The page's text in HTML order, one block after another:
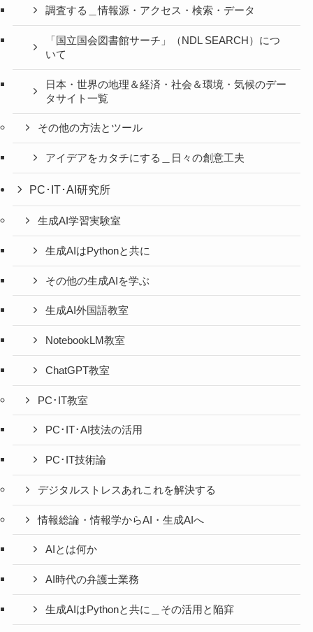
調査する＿情報源・アクセス・検索・データ
「国立国会図書館サーチ」（NDL SEARCH）につ
いて
日本・世界の地理＆経済・社会＆環境・気候のデー
タサイト一覧
その他の方法とツール
アイデアをカタチにする＿日々の創意工夫
PC･IT･AI研究所
生成AI学習実験室
生成AIはPythonと共に
その他の生成AIを学ぶ
生成AI外国語教室
NotebookLM教室
ChatGPT教室
PC･IT教室
PC･IT･AI技法の活用
PC･IT技術論
デジタルストレスあれこれを解決する
情報総論・情報学からAI・生成AIへ
AIとは何か
AI時代の弁護士業務
生成AIはPythonと共に＿その活用と陥穽